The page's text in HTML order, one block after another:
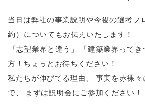
当日は弊社の事業説明や今後の選考フ
約） についてもお伝えいたします！
「志望業界と違う 」 「建築業界ってき
方！ちょっとお待ちください！
私たちが伸びてる理由
事実を赤裸
で
まずは説明会にご参加ください！